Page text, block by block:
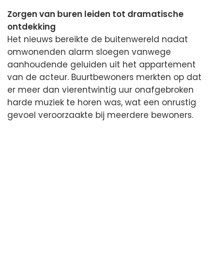
Zorgen van buren leiden tot dramatische
ontdekking
Het nieuws bereikte de buitenwereld nadat
omwonenden alarm sloegen vanwege
aanhoudende geluiden uit het appartement
van de acteur. Buurtbewoners merkten op dat
er meer dan vierentwintig uur onafgebroken
harde muziek te horen was, wat een onrustig
gevoel veroorzaakte bij meerdere bewoners.